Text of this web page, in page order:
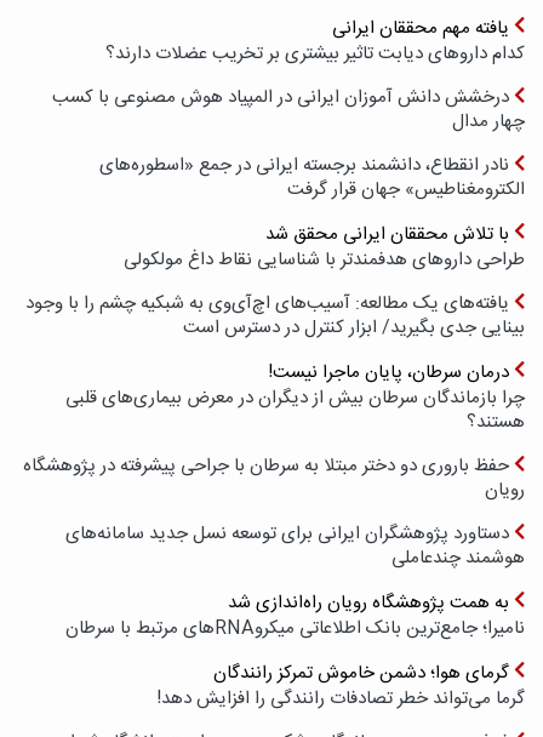
یافته مهم محققان ایرانی
کدام داروهای دیابت تاثیر بیشتری بر تخریب عضلات دارند؟
درخشش دانش آموزان ایرانی در المپیاد هوش مصنوعی با کسب
چهار مدال
نادر انقطاع، دانشمند برجسته ایرانی در جمع «اسطوره‌های
الکترومغناطیس» جهان قرار گرفت
با تلاش محققان ایرانی محقق شد
طراحی داروهای هدفمندتر با شناسایی نقاط داغ مولکولی
یافته‌های یک مطالعه: آسیب‌های اچ‌آی‌وی به شبکیه چشم را با وجود
بینایی جدی بگیرید/ ابزار کنترل در دسترس است
درمان سرطان، پایان ماجرا نیست!
چرا بازماندگان سرطان بیش از دیگران در معرض بیماری‌های قلبی
هستند؟
حفظ باروری دو دختر مبتلا به سرطان با جراحی پیشرفته در پژوهشگاه
رویان
دستاورد پژوهشگران ایرانی برای توسعه نسل جدید سامانه‌های
هوشمند چندعاملی
به همت پژوهشگاه رویان راه‌اندازی شد
نامیرا؛ جامع‌ترین بانک اطلاعاتی میکروRNAهای مرتبط با سرطان
گرمای هوا؛ دشمن خاموش تمرکز رانندگان
گرما می‌تواند خطر تصادفات رانندگی را افزایش دهد!